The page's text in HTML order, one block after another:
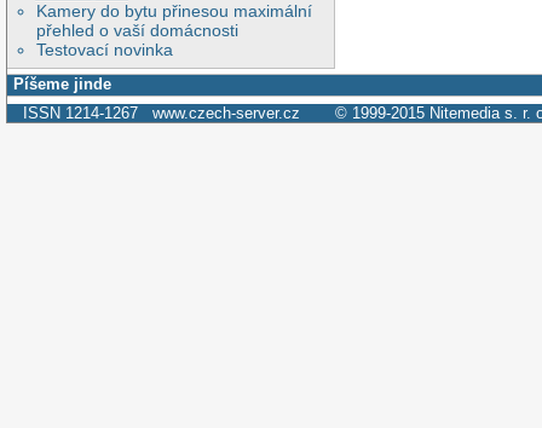
Kamery do bytu přinesou maximální
přehled o vaší domácnosti
Testovací novinka
Píšeme jinde
ISSN 1214-1267 www.czech-server.cz © 1999-2015 Nitemedia s. r.